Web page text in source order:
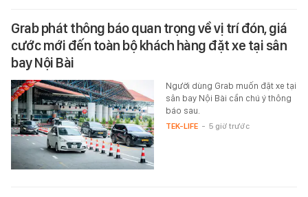
Grab phát thông báo quan trọng về vị trí đón, giá
cước mới đến toàn bộ khách hàng đặt xe tại sân
bay Nội Bài
Người dùng Grab muốn đặt xe tại
sân bay Nội Bài cần chú ý thông
báo sau.
TEK-LIFE - 5 giờ trước